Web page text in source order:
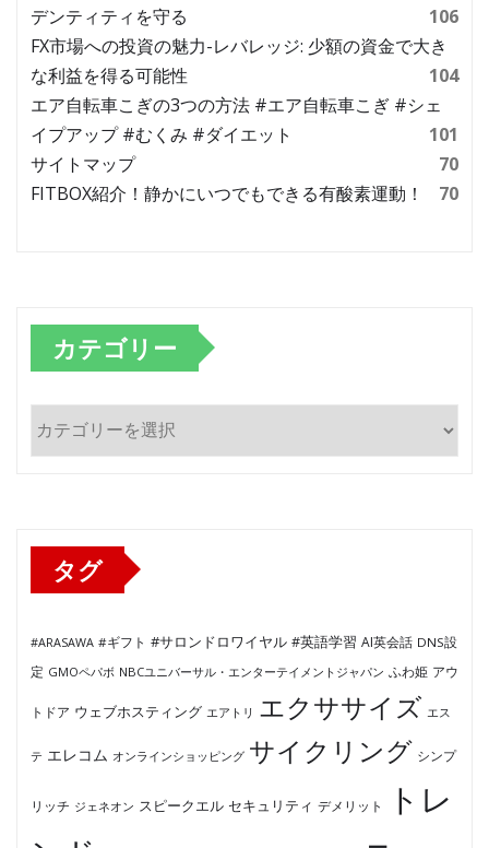
デンティティを守る
106
FX市場への投資の魅力-レバレッジ: 少額の資金で大き
な利益を得る可能性
104
エア自転車こぎの3つの方法 #エア自転車こぎ #シェ
イプアップ #むくみ #ダイエット
101
サイトマップ
70
FITBOX紹介！静かにいつでもできる有酸素運動！
70
カテゴリー
カ
タグ
#ARASAWA #ギフト #サロンドロワイヤル #英語学習 AI英会話 DNS設
定 GMOペパボ NBCユニバーサル・エンターテイメントジャパン ふわ姫 アウ
トドア ウェブホスティング エアトリ エクササイズ エス
テ エレコム オンラインショッピング サイクリング シンプ
リッチ ジェネオン スピークエル セキュリティ デメリット
トレ